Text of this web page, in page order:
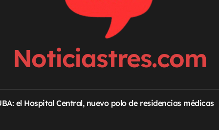
Noticiastres.com
el Hospital Central, nuevo polo de residencias médicas